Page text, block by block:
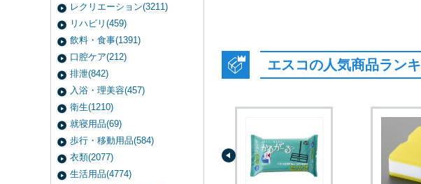
レクリエーション(3211)
リハビリ(459)
飲料・食事(1391)
口腔ケア(212)
排泄(842)
入浴・理美容(457)
衛生(1210)
就寝用品(69)
歩行・移動用品(584)
衣類(2077)
生活用品(4774)
エスコの人気商品ラン